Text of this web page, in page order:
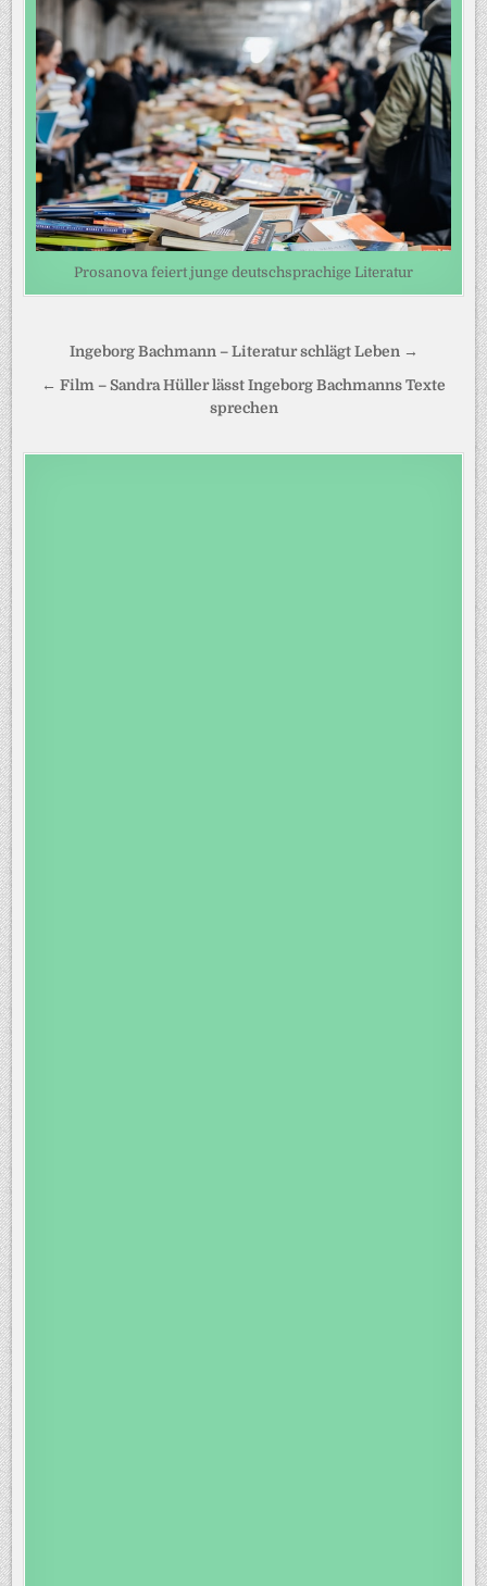
Prosanova feiert junge deutschsprachige Literatur
Beitragsnavigation
Ingeborg Bachmann – Literatur schlägt Leben →
← Film – Sandra Hüller lässt Ingeborg Bachmanns Texte
sprechen